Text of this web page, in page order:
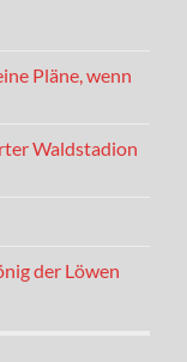
Pläne, wenn
Waldstadion
der Löwen